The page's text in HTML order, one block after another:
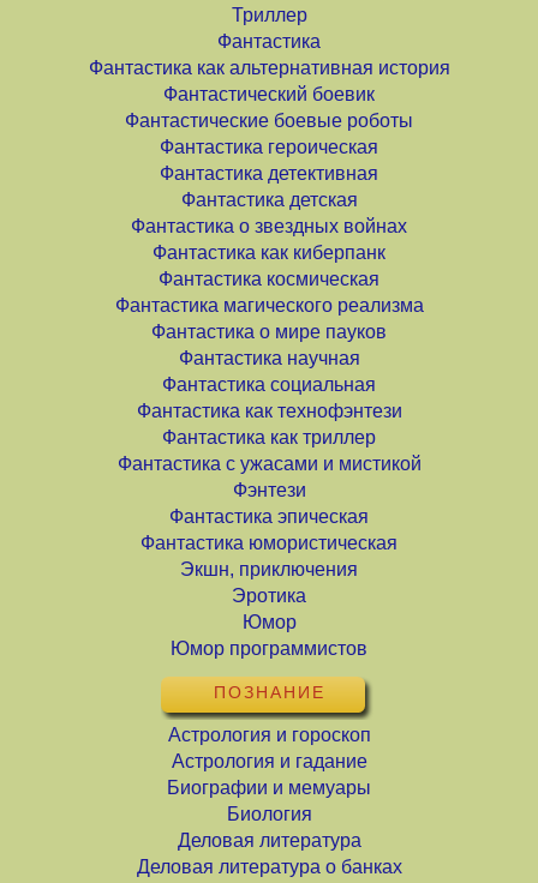
Триллер
Фантастика
Фантастика как альтернативная история
Фантастический боевик
Фантастические боевые роботы
Фантастика героическая
Фантастика детективная
Фантастика детская
Фантастика о звездных войнах
Фантастика как киберпанк
Фантастика космическая
Фантастика магического реализма
Фантастика о мире пауков
Фантастика научная
Фантастика социальная
Фантастика как технофэнтези
Фантастика как триллер
Фантастика с ужасами и мистикой
Фэнтези
Фантастика эпическая
Фантастика юмористическая
Экшн, приключения
Эротика
Юмор
Юмор программистов
ПОЗНАНИЕ
Астрология и гороскоп
Астрология и гадание
Биографии и мемуары
Биология
Деловая литература
Деловая литература о банках